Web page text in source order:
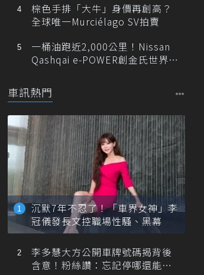
棕色手排「大牛」身價再創高？
全球唯一Murciélago SV拍賣
一桶油跑近2,000公里！Nissan
Qashqai e-POWER創金氏世界紀
車訊熱門
沉默7年不忍了！「車界女神」李
冠儀發長文控職場性騷、黑幕
李多慧大方公開車牌號碼揭背後
含意！粉絲讚：忘記停哪還能幫